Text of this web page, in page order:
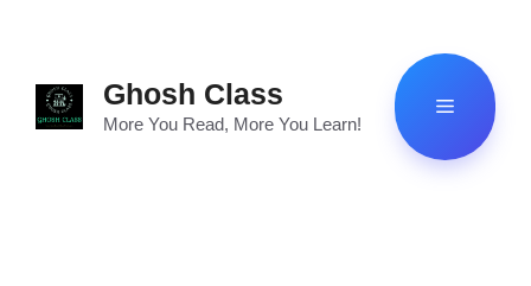
content
Ghosh Class
More You Read, More You Learn!
Menu